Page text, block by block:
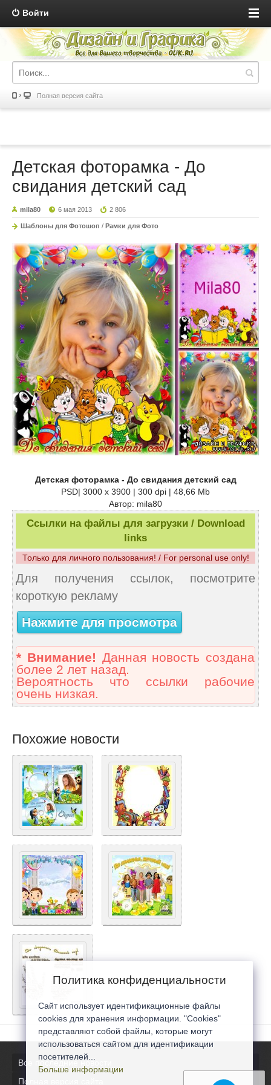
Войти
Полная версия сайта
Детская фоторамка - До
свидания детский сад
mila80 6 мая 2013 2 806
Шаблоны для Фотошоп / Рамки для Фото
Детская фоторамка - До свидания детский сад
PSD| 3000 x 3900 | 300 dpi | 48,66 Mb
Автор: mila80
Ссылки на файлы для загрузки / Download
links
Только для личного пользования! / For personal use only!
Для получения ссылок, посмотрите
короткую рекламу
Нажмите для просмотра
* Внимание! Данная новость создана
более 2 лет назад.
Вероятность что ссылки рабочие
очень низкая.
Похожие новости
Все последние новости
Полная версия сайта
Политика конфиденциальности
Сайт использует идентификационные файлы
cookies для хранения информации. "Cookies"
представляют собой файлы, которые могут
использоваться сайтом для идентификации
посетителей...
Больше информации